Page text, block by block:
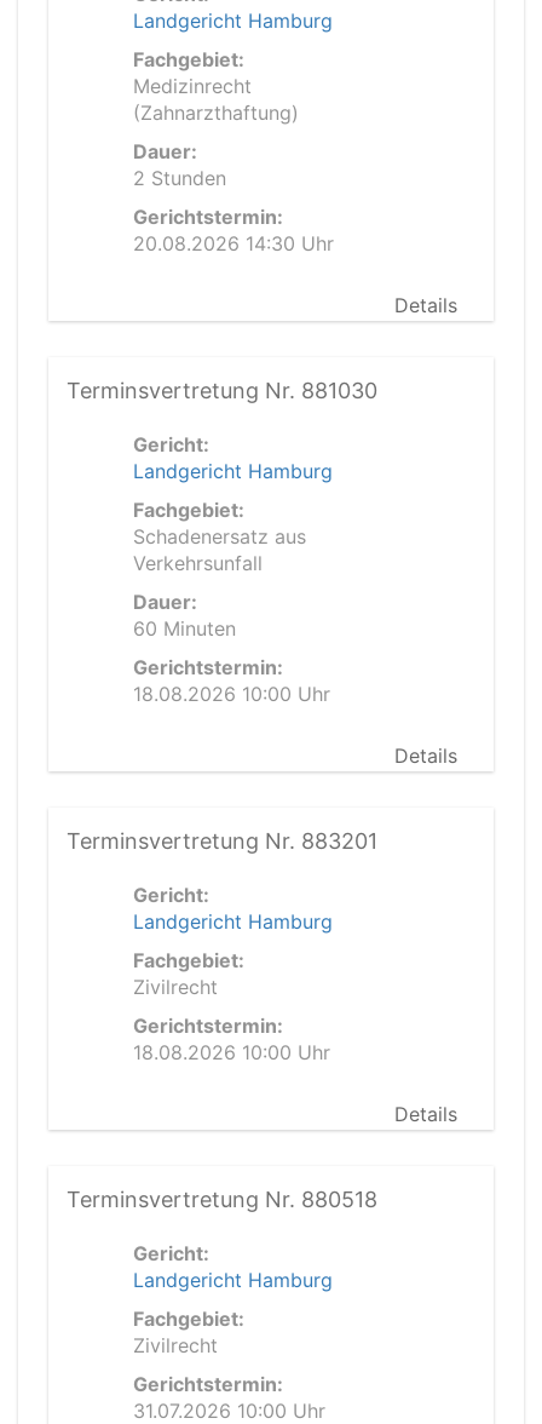
Landgericht Hamburg
Fachgebiet:
Medizinrecht
(Zahnarzthaftung)
Dauer:
2 Stunden
Gerichtstermin:
20.08.2026 14:30 Uhr
Details
Terminsvertretung Nr. 881030
Gericht:
Landgericht Hamburg
Fachgebiet:
Schadenersatz aus
Verkehrsunfall
Dauer:
60 Minuten
Gerichtstermin:
18.08.2026 10:00 Uhr
Details
Terminsvertretung Nr. 883201
Gericht:
Landgericht Hamburg
Fachgebiet:
Zivilrecht
Gerichtstermin:
18.08.2026 10:00 Uhr
Details
Terminsvertretung Nr. 880518
Gericht:
Landgericht Hamburg
Fachgebiet:
Zivilrecht
Gerichtstermin:
31.07.2026 10:00 Uhr